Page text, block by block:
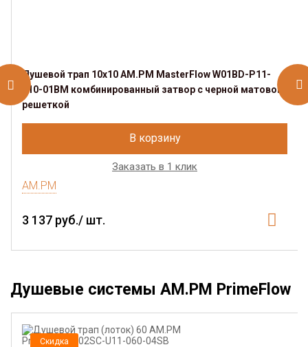
Душевой трап 10x10 AM.PM MasterFlow W01BD-P11-
010-01BM комбинированный затвор с черной матовой
решеткой
В корзину
Заказать в 1 клик
AM.PM
3 137 руб./ шт.
Душевые системы AM.PM PrimeFlow
Скидка